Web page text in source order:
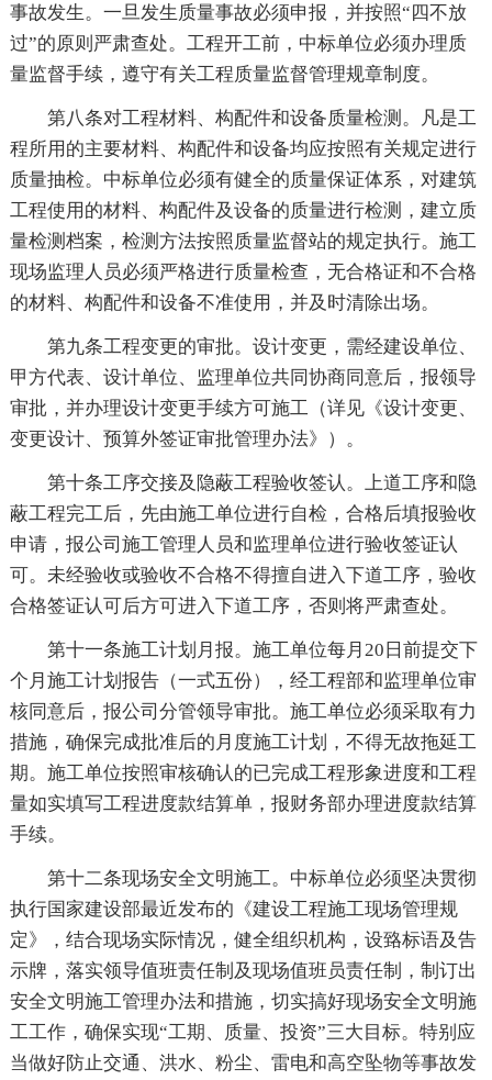
事故发生。一旦发生质量事故必须申报，并按照“四不放
过”的原则严肃查处。工程开工前，中标单位必须办理质
量监督手续，遵守有关工程质量监督管理规章制度。
第八条对工程材料、构配件和设备质量检测。凡是工
程所用的主要材料、构配件和设备均应按照有关规定进行
质量抽检。中标单位必须有健全的质量保证体系，对建筑
工程使用的材料、构配件及设备的质量进行检测，建立质
量检测档案，检测方法按照质量监督站的规定执行。施工
现场监理人员必须严格进行质量检查，无合格证和不合格
的材料、构配件和设备不准使用，并及时清除出场。
第九条工程变更的审批。设计变更，需经建设单位、
甲方代表、设计单位、监理单位共同协商同意后，报领导
审批，并办理设计变更手续方可施工（详见《设计变更、
变更设计、预算外签证审批管理办法》）。
第十条工序交接及隐蔽工程验收签认。上道工序和隐
蔽工程完工后，先由施工单位进行自检，合格后填报验收
申请，报公司施工管理人员和监理单位进行验收签证认
可。未经验收或验收不合格不得擅自进入下道工序，验收
合格签证认可后方可进入下道工序，否则将严肃查处。
第十一条施工计划月报。施工单位每月20日前提交下
个月施工计划报告（一式五份），经工程部和监理单位审
核同意后，报公司分管领导审批。施工单位必须采取有力
措施，确保完成批准后的月度施工计划，不得无故拖延工
期。施工单位按照审核确认的已完成工程形象进度和工程
量如实填写工程进度款结算单，报财务部办理进度款结算
手续。
第十二条现场安全文明施工。中标单位必须坚决贯彻
执行国家建设部最近发布的《建设工程施工现场管理规
定》，结合现场实际情况，健全组织机构，设臵标语及告
示牌，落实领导值班责任制及现场值班员责任制，制订出
安全文明施工管理办法和措施，切实搞好现场安全文明施
工工作，确保实现“工期、质量、投资”三大目标。特别应
当做好防止交通、洪水、粉尘、雷电和高空坠物等事故发